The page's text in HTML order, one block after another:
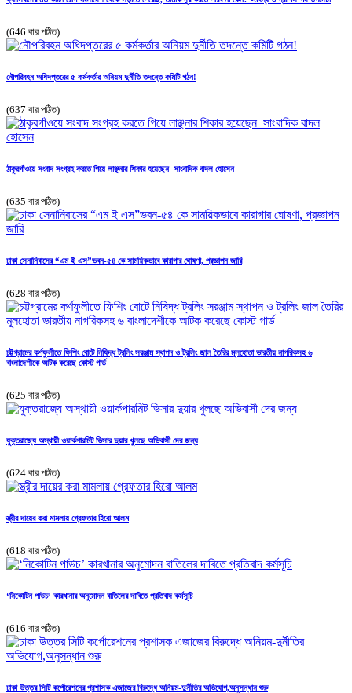
(646 বার পঠিত)
নৌপরিবহন অধিদপ্তরের ৫ কর্মকর্তার অনিয়ম দুর্নীতি তদন্তে কমিটি গঠন!
(637 বার পঠিত)
ঠাকুরগাঁওয়ে সংবাদ সংগ্রহ করতে গিয়ে লাঞ্ছনার শিকার হয়েছেন সাংবাদিক বাদল হোসেন
(635 বার পঠিত)
ঢাকা সেনানিবাসের “এম ই এস”ভবন-৫৪ কে সাময়িকভাবে ‌কারাগার ঘোষণা, প্রজ্ঞাপন জারি
(628 বার পঠিত)
চট্টগ্রামের কর্ণফুলীতে ফিশিং বোটে নিষিদ্ধ ট্রলিং সরঞ্জাম স্থাপন ও ট্রলিং জাল তৈরির মূলহোতা ভারতীয় নাগরিকসহ ৬
বাংলাদেশীকে আটক করেছে কোস্ট গার্ড
(625 বার পঠিত)
যুক্তরাজ্যে অস্থায়ী ওয়ার্কপারমিট ভিসার দুয়ার খুলছে অভিবাসী দের জন্য
(624 বার পঠিত)
স্ত্রীর দায়ের করা মামলায় গ্রেফতার হিরো আলম
(618 বার পঠিত)
‘নিকোটিন পাউচ’ কারখানার অনুমোদন বাতিলের দাবিতে প্রতিবাদ কর্মসূচি
(616 বার পঠিত)
ঢাকা উত্তর সিটি কর্পোরেশনের প্রশাসক এজাজের বিরুদ্ধে অনিয়ম-দুর্নীতির অভিযোগ,অনুসন্ধান শুরু